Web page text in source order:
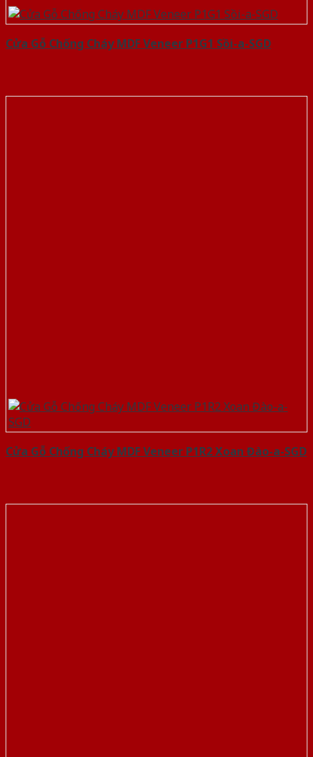
Cửa Gỗ Chống Cháy MDF Veneer P1G1 Sồi-a-SGD
Cửa Gỗ Chống Cháy MDF Veneer P1R2 Xoan Đào-a-SGD